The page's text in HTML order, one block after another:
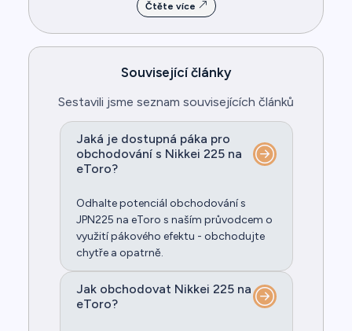
Čtěte více
Související články
Sestavili jsme seznam souvisejících článků
Jaká je dostupná páka pro
obchodování s Nikkei 225 na
eToro?
Odhalte potenciál obchodování s
JPN225 na eToro s naším průvodcem o
využití pákového efektu - obchodujte
chytře a opatrně.
Jak obchodovat Nikkei 225 na
eToro?